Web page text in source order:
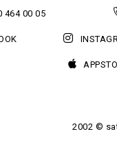
464 00 05
2002 ©